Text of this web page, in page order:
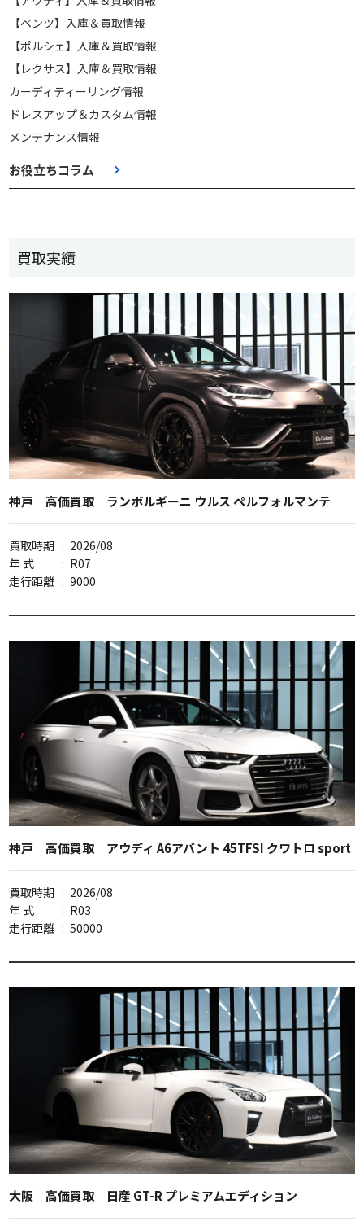
【ベンツ】入庫＆買取情報
【ポルシェ】入庫＆買取情報
【レクサス】入庫＆買取情報
カーディティーリング情報
ドレスアップ＆カスタム情報
メンテナンス情報
お役立ちコラム
買取実績
神戸 高価買取 ランボルギーニ ウルス ペルフォルマンテ
買取時期 : 2026/08
年 式
: R07
走行距離 : 9000
神戸 高価買取 アウディ A6アバント 45TFSI クワトロ sport
買取時期 : 2026/08
年 式
: R03
走行距離 : 50000
大阪 高価買取 日産 GT-R プレミアムエディション